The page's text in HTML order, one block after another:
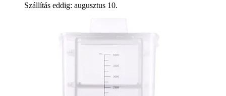
Szállítás eddig: augusztus 10.